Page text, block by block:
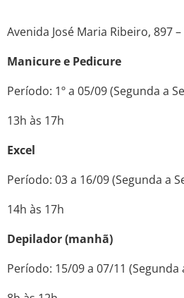
Avenida José Maria Ribeiro, 897
Manicure e Pedicure
Período: 1º a 05/09 (Segunda a
13h às 17h
Excel
Período: 03 a 16/09 (Segunda a
14h às 17h
Depilador (manhã)
Período: 15/09 a 07/11 (Segunda